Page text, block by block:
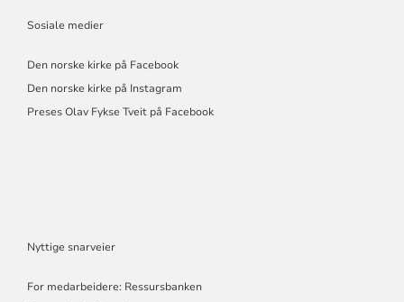
Sosiale medier
Den norske kirke på Facebook
Den norske kirke på Instagram
Preses Olav Fykse Tveit på Facebook
Nyttige snarveier
For medarbeidere: Ressursbanken